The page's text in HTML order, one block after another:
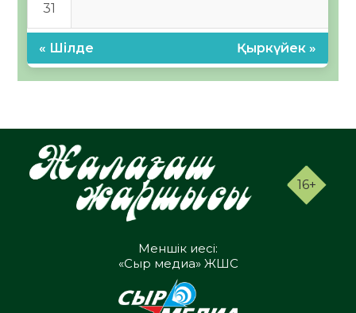
31
« Шілде Қыркүйек »
16+
Меншік иесі:
«Сыр медиа» ЖШС